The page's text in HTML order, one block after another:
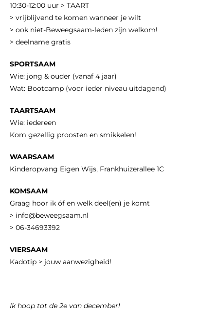
10:30-12:00 uur > TAART
> vrijblijvend te komen wanneer je wilt
> ook niet-Beweegsaam-leden zijn welkom!
> deelname gratis
SPORTSAAM
Wie: jong & ouder (vanaf 4 jaar)
Wat: Bootcamp (voor ieder niveau uitdagend)
TAARTSAAM
Wie: iedereen
Kom gezellig proosten en smikkelen!
WAARSAAM
Kinderopvang Eigen Wijs, Frankhuizerallee 1C
KOMSAAM
Graag hoor ik óf en welk deel(en) je komt
> info@beweegsaam.nl
> 06-34693392
VIERSAAM
Kadotip > jouw aanwezigheid!
Ik hoop tot de 2e van december!